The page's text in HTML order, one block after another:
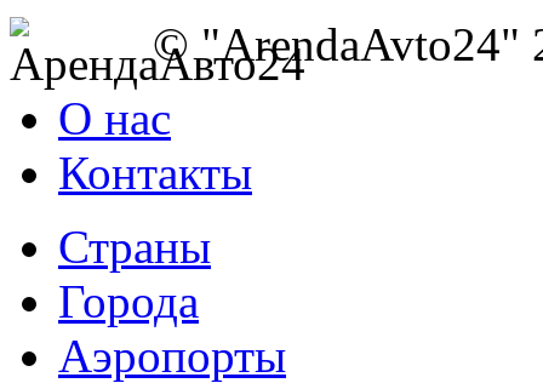
© "ArendaAvto24"
О нас
Контакты
Страны
Города
Аэропорты